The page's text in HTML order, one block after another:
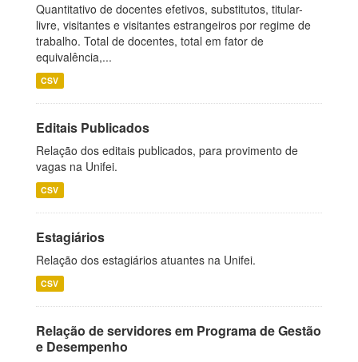
Quantitativo de docentes efetivos, substitutos, titular-
livre, visitantes e visitantes estrangeiros por regime de
trabalho. Total de docentes, total em fator de
equivalência,...
CSV
Editais Publicados
Relação dos editais publicados, para provimento de
vagas na Unifei.
CSV
Estagiários
Relação dos estagiários atuantes na Unifei.
CSV
Relação de servidores em Programa de Gestão
e Desempenho